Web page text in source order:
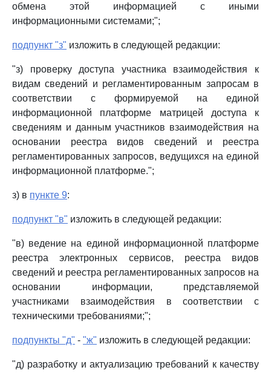
обмена этой информацией с иными
информационными системами;";
подпункт "з" изложить в следующей редакции:
"з) проверку доступа участника взаимодействия к
видам сведений и регламентированным запросам в
соответствии с формируемой на единой
информационной платформе матрицей доступа к
сведениям и данным участников взаимодействия на
основании реестра видов сведений и реестра
регламентированных запросов, ведущихся на единой
информационной платформе.";
з) в пункте 9:
подпункт "в" изложить в следующей редакции:
"в) ведение на единой информационной платформе
реестра электронных сервисов, реестра видов
сведений и реестра регламентированных запросов на
основании информации, представляемой
участниками взаимодействия в соответствии с
техническими требованиями;";
подпункты "д" - "ж" изложить в следующей редакции:
"д) разработку и актуализацию требований к качеству